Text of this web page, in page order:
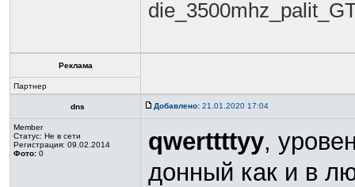
Реклама
Партнер
dns Добавлено: 21.01.2020 17:04
Member
Статус: Не в сети
Регистрация: 09.02.2014
Фото: 0 qwerttttyy,
донный как и в